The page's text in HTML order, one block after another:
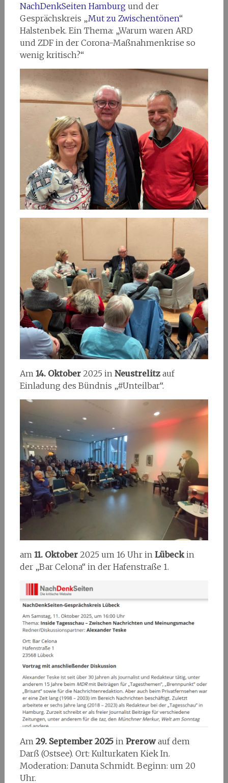
NachDenkSeiten Hamburgund der
Gesprächskreis „Mut zu Zwischentönen“
Halstenbek. Ein Thema: „Warum waren ARD
und ZDF in der Corona-Maßnahmenkrise so
wenig kritisch?“
Am 14. Oktober2025 in Neustrelitzauf
Einladung des Bündnis „#Unteilbar“.
am 11. Oktober 2025 um 16 Uhr in Lübeckin
der „Bar Celona“ in der Hafenstraße 1.
Am 29. September 2025in Prerowauf dem
Darß (Ostsee). Ort: Kulturkaten Kiek In.
Moderation: Danuta Schmidt. Beginn: um 20
Uhr.